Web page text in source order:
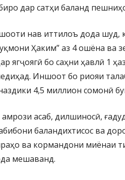
дар сатҳи баланд
нав иттилоъ дода шуд,
Ҳаким” аз 4 ошёна ва
ягҷоягӣ бо саҳни ҳавлӣ 1
Иншоот бо риояи
4,5 миллион сомонӣ
асаб, дилшиносӣ,
баландихтисос ва
ва кормандони миёнаи
мешаванд.